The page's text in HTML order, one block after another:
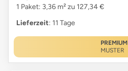
1 Paket: 3,36 m² zu 127,34 €
Lieferzeit: 11 Tage
PREMIUM
MUSTER